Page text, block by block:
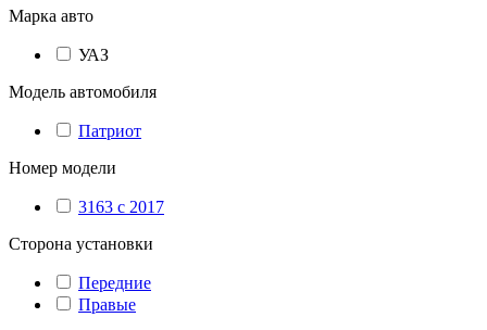
Марка авто
УАЗ
Модель автомобиля
Патриот
Номер модели
3163 с 2017
Сторона установки
Передние
Правые